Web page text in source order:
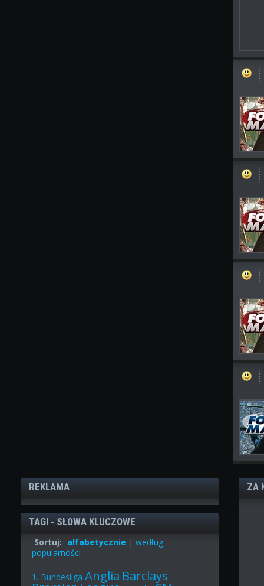
REKLAMA
TAGI - SŁOWA KLUCZOWE
Sortuj: alfabetycznie |według
popularności
1. Bundesliga Anglia Barclays
ZA